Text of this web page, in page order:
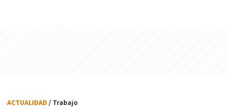
ACTUALIDAD / Trabajo